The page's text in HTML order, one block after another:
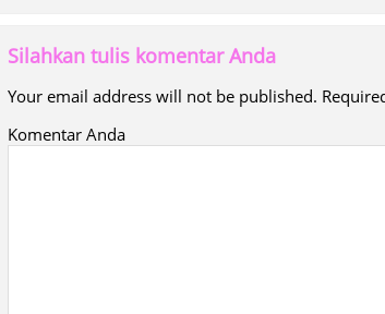
Silahkan tulis komentar Anda
Your email address will not be published.
Komentar Anda